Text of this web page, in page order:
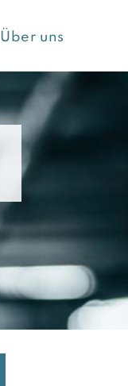
Über uns